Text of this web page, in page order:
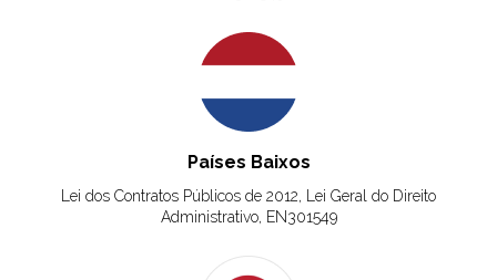
Países Baixos
Lei dos Contratos Públicos de 2012, Lei Geral do Direito
Administrativo, EN301549